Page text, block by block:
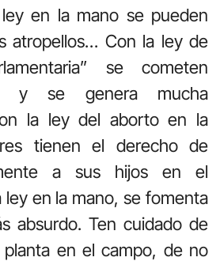
en la mano se pueden
atropellos… Con la ley de
se cometen
y se genera mucha
la ley del aborto en la
tienen el derecho de
a sus hijos en el
en la mano, se fomenta
absurdo. Ten cuidado de
planta en el campo, de no